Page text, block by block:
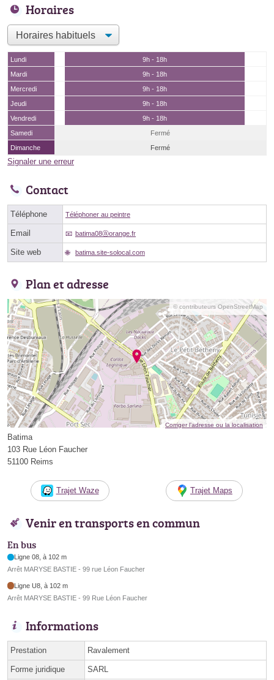
Horaires
Lundi
9h - 18h
Mardi
9h - 18h
Mercredi
9h - 18h
Jeudi
9h - 18h
Vendredi
9h - 18h
Samedi
Fermé
Dimanche
Fermé
Signaler une erreur
Contact
Téléphone Téléphoner au peintre
Email batima08ⓐorange.fr
Site web batima.site-solocal.com
Plan et adresse
© contributeurs OpenStreetMap
Corriger l’adresse ou la localisation
Batima
103 Rue Léon Faucher
51100 Reims
Trajet Waze Trajet Maps
Venir en transports en commun
En bus
Ligne 08, à 102 m
Arrêt MARYSE BASTIE - 99 rue Léon Faucher
Ligne U8, à 102 m
Arrêt MARYSE BASTIE - 99 Rue Léon Faucher
Informations
Prestation Ravalement
Forme juridique SARL